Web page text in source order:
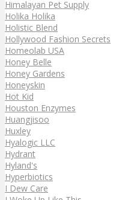
Himalayan Pet Supply
Holika Holika
Holistic Blend
Hollywood Fashion Secrets
Homeolab USA
Honey Belle
Honey Gardens
Honeyskin
Hot Kid
Houston Enzymes
Huangjisoo
Huxley
Hyalogic LLC
Hydrant
Hyland's
Hyperbiotics
I Dew Care